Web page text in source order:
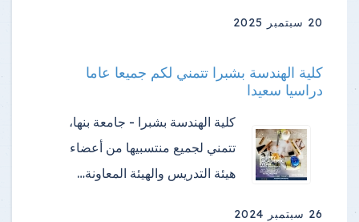
20 سبتمبر 2025
كلية الهندسة بشبرا تتمني لكم جميعا عاما
دراسيا سعيدا
كلية الهندسة بشبرا - جامعة بنها،
تتمني لجميع منتسبيها من أعضاء
هيئة التدريس والهيئة المعاونة…
26 سبتمبر 2024